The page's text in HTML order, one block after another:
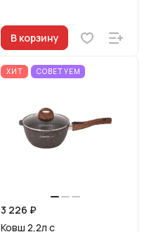
В корзину
ХИТ СОВЕТУЕМ
3 226 ₽
Ковш 2,2л с